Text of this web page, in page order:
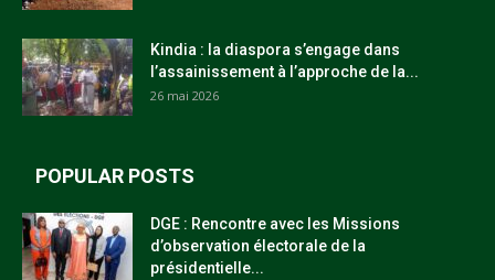
Kindia : la diaspora s’engage dans
l’assainissement à l’approche de la...
26 mai 2026
POPULAR POSTS
DGE : Rencontre avec les Missions
d’observation électorale de la
présidentielle...